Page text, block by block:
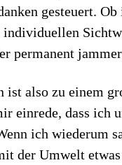
gesteuert.
permanent
ist also zu einem
einrede, dass ich
ich wiederum
der Umwelt